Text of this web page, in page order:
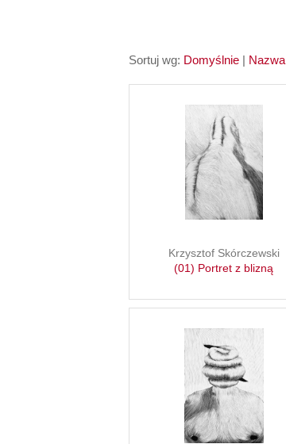
Sortuj wg: Domyślnie | Nazwa
Krzysztof Skórczewski
(01) Portret z blizną